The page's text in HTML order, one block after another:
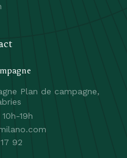
Plan de campagne,
19h
92